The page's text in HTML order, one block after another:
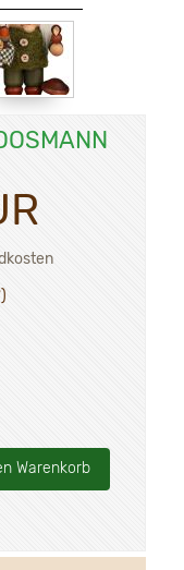
Warenkorb